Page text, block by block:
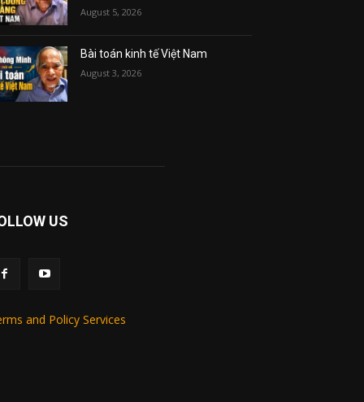
August 5, 2026
Bài toán kinh tế Việt Nam
August 3, 2026
US
and Policy Services